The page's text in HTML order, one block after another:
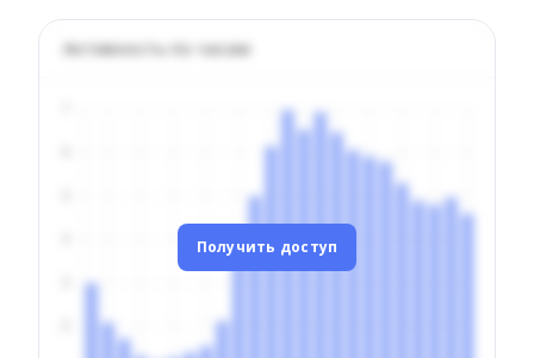
Активность по часам
Получить доступ